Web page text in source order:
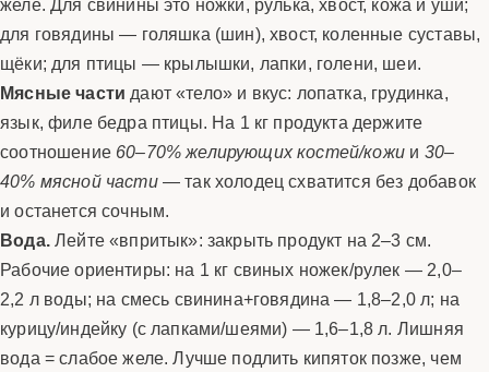
для говядины — голяшка (шин), хвост, коленные суставы,
щёки; для птицы — крылышки, лапки, голени, шеи.
Мясные части дают «тело» и вкус: лопатка, грудинка,
язык, филе бедра птицы. На 1 кг продукта держите
соотношение 60–70% желирующих костей/кожии 30–
40% мясной части— так холодец схватится без добавок
и останется сочным.
Вода.Лейте «впритык»: закрыть продукт на 2–3 см.
Рабочие ориентиры: на 1 кг свиных ножек/рулек — 2,0–
2,2 л воды; на смесь свинина+говядина — 1,8–2,0 л; на
курицу/индейку (с лапками/шеями) — 1,6–1,8 л. Лишняя
вода = слабое желе. Лучше подлить кипяток позже, чем